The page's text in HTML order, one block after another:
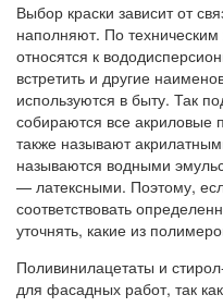
Выбор краски зависит от
наполняют. По техническим
относятся к
встретить и другие
используются в быту. Так
собираются все акриловые
также называют
называются водными
— латексными. Поэтому,
соответствовать
уточнять, какие из
Поливинилацетаты и
для фасадных работ, так